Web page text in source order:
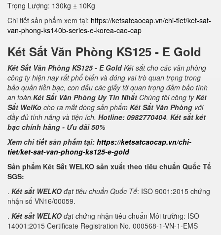
Trọng Lượng: 130kg ± 10Kg
Chi tiết sản phẩm xem tại: https://ketsatcaocap.vn/chi-tiet/ket-sat-
van-phong-ks140b-series-e-korea-cao-cap
Két Sắt Văn Phòng KS125 - E Gold
Két Sắt Văn Phòng KS125 - E GoldKét sắt cho các văn phòng
công ty hiện nay rất phổ biến và đóng vai trò quan trọng trong
bảo quản tiền bạc, con dấu các giấy tờ quan trọng đảm bảo tính
an toàn.Két Sắt Văn Phòng Uy Tín Nhất Chúng tôi công tyKét
Sắt WelKo cho ra mắt dòng sản phẩm Két Sắt Văn Phòng với
đầy đủ tính năng và tiện ích. Hotline: 0982770404. Két sắt két
bạc chính hãng - Ưu đãi 50%
Xem chi tiết sản phẩm tại: https://ketsatcaocap.vn/chi-
tiet/ket-sat-van-phong-ks125-e-gold
Sản phẩm Két Sắt WELKO sản xuất theo tiêu chuẩn Quốc Tế
SGS:
. Két sắt WELKO đạt tiêu chuẩn Quốc Tế: ISO 9001:2015 chứng
nhận số VN16/00059.
. Két sắt WELKO đạt chứng nhận tiêu chuẩn Môi trường: ISO
14001:2015 Certificate Registration No. 000568-1-VN-1-EMS